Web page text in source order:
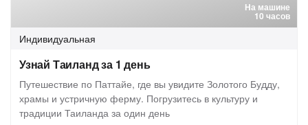
На машине
10 часов
Индивидуальная
Узнай Таиланд за 1 день
Путешествие по Паттайе, где вы увидите Золотого Будду,
храмы и устричную ферму. Погрузитесь в культуру и
традиции Таиланда за один день